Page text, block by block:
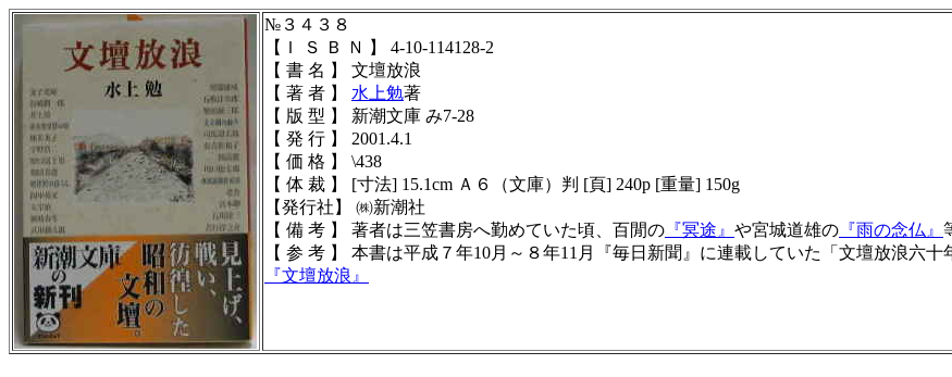
№３４３８
【Ｉ Ｓ Ｂ Ｎ 】 4-10-114128-2
【 書 名 】 文壇放浪
【 著 者 】 水上勉著
【 版 型 】 新潮文庫 み7-28
【 発 行 】 2001.4.1
【 価 格 】 \438
【 体 裁 】 [寸法] 15.1cm Ａ６（文庫）判 [頁] 240p [重量] 150g
【発行社】 ㈱新潮社
【 備 考 】 著者は三笠書房へ勤めていた頃、百閒の 『冥途』 や宮城道雄の 『雨の念仏』
【 参 考 】
本書は平成７年10月～８年11月『毎日新聞』に連載していた「文壇放浪六十
『文壇放浪 』